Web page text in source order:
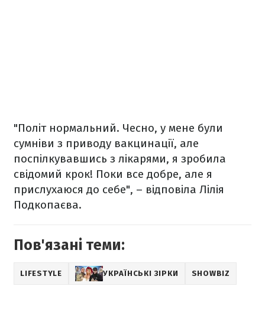
"Політ нормальний. Чесно, у мене були
сумніви з приводу вакцинації, але
поспілкувавшись з лікарями, я зробила
свідомий крок! Поки все добре, але я
прислухаюся до себе", – відповіла Лілія
Подкопаєва.
Пов'язані теми:
LIFESTYLE УКРАЇНСЬКІ ЗІРКИ SHOWBIZ